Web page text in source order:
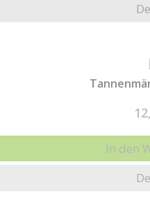
In den